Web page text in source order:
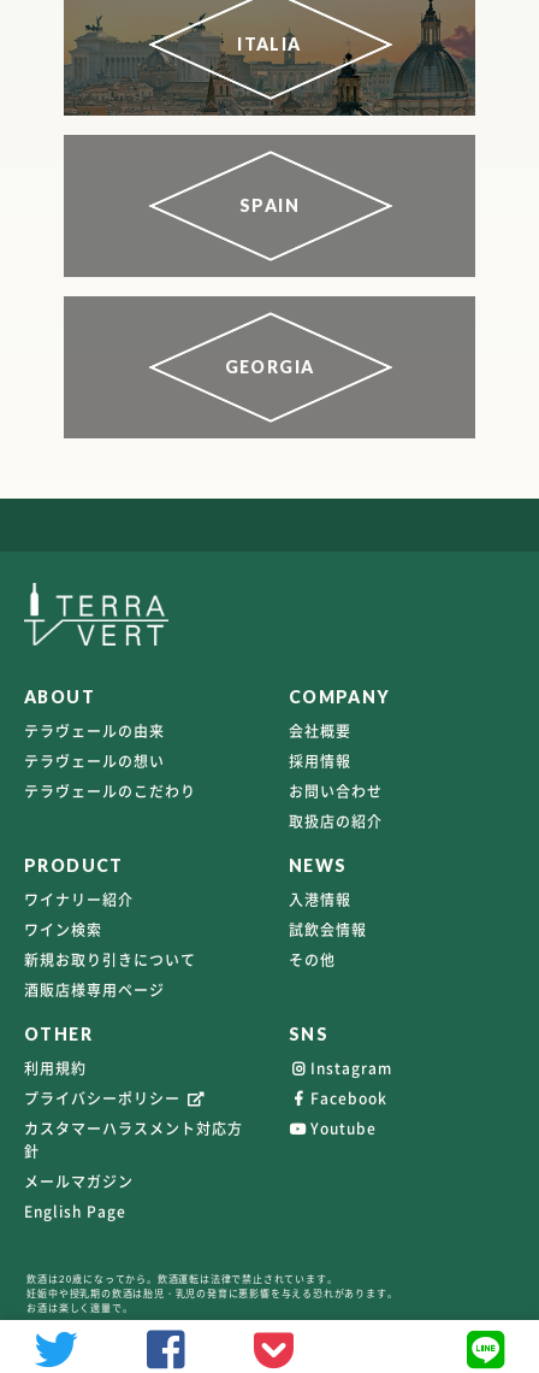
ITALIA
SPAIN
GEORGIA
ABOUT
テラヴェールの由来
テラヴェールの想い
テラヴェールのこだわり
COMPANY
会社概要
採用情報
お問い合わせ
取扱店の紹介
PRODUCT
ワイナリー紹介
ワイン検索
新規お取り引きについて
酒販店様専用ページ
NEWS
入港情報
試飲会情報
その他
OTHER
利用規約
プライバシーポリシー
カスタマーハラスメント対応方
針
メールマガジン
English Page
SNS
Instagram
Facebook
Youtube
飲酒は20歳になってから。飲酒運転は法律で禁止されています。
妊娠中や授乳期の飲酒は胎児・乳児の発育に悪影響を与える恐れがあります。
お酒は楽しく適量で。
©2026 TERRAVERT ALL RIGHTS RESERVED.